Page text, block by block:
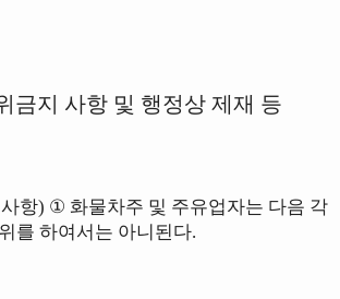
금지 사항 및 행정상 제재 등
항) ① 화물차주 및 주유업자는 다음 각
를 하여서는 아니된다.